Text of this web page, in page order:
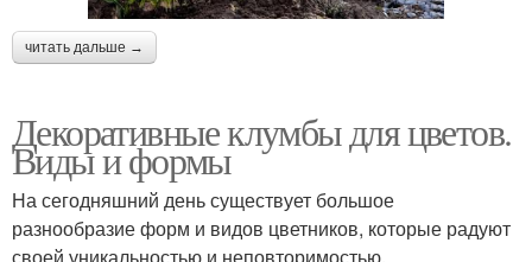
читать дальше →
Декоративные клумбы для цветов.
Виды и формы
На сегодняшний день существует большое
разнообразие форм и видов цветников, которые радуют